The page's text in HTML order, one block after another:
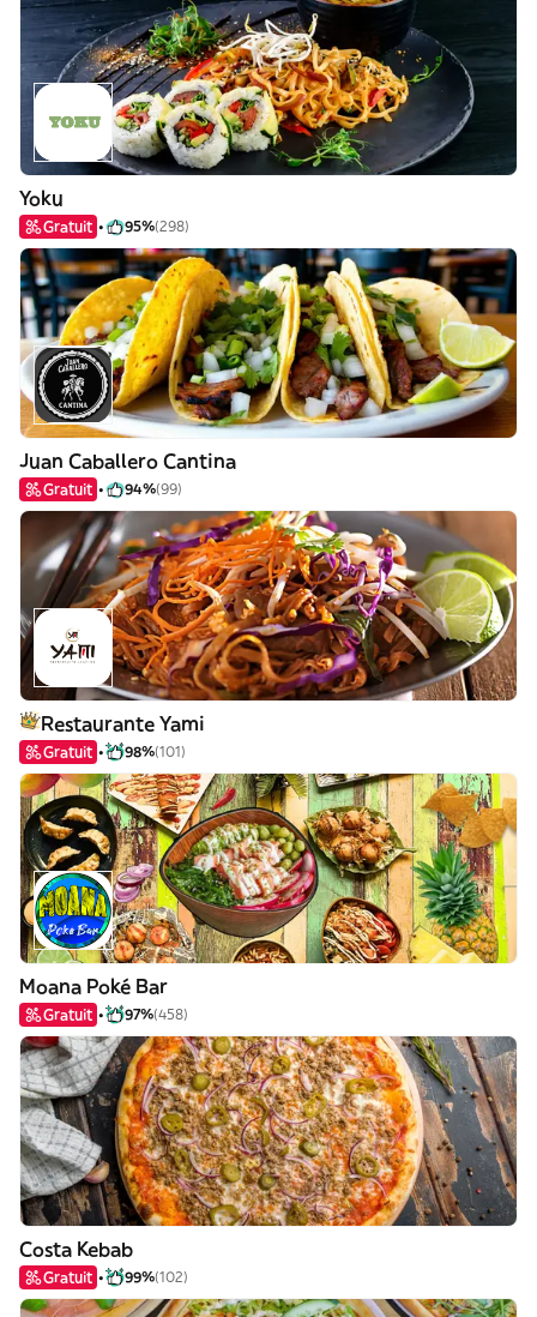
Yoku
Gratuit 95%(298)
Juan Caballero Cantina
Gratuit 94%(99)
Restaurante Yami
Gratuit 98%(101)
Moana Poké Bar
Gratuit 97%(458)
Costa Kebab
Gratuit 99%(102)